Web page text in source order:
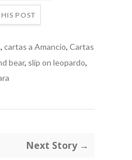
POST
, cartas a Amancio, Cartas
bear, slip on leopardo,
Next Story →